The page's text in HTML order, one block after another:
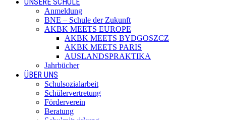
Anmeldung
BNE – Schule der Zukunft
AKBK MEETS EUROPE
AKBK MEETS BYDGOSZCZ
AKBK MEETS PARIS
AUSLANDSPRAKTIKA
Jahrbücher
ÜBER UNS
Schulsozialarbeit
Schülervertretung
Förderverein
Beratung
Schulmitwirkung